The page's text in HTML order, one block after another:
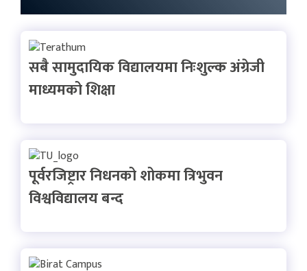
सबै सामुदायिक विद्यालयमा निःशुल्क अंग्रेजी
माध्यमको शिक्षा
पूर्वरजिष्ट्रार निधनको शोकमा त्रिभुवन
विश्वविद्यालय बन्द